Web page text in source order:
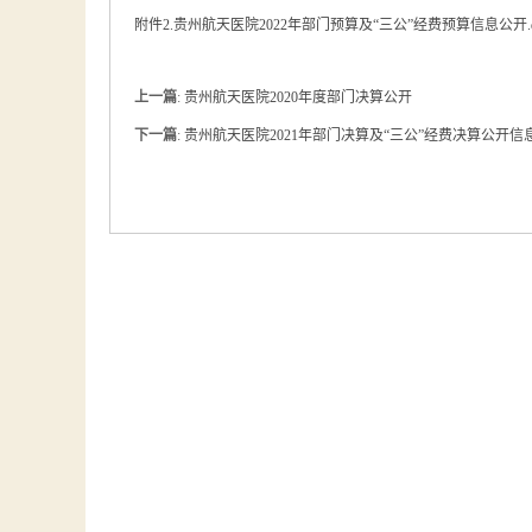
附件2.贵州航天医院2022年部门预算及“三公”经费预算信息公开
上一篇: 贵州航天医院2020年度部门决算公开
下一篇: 贵州航天医院2021年部门决算及“三公”经费决算公开信